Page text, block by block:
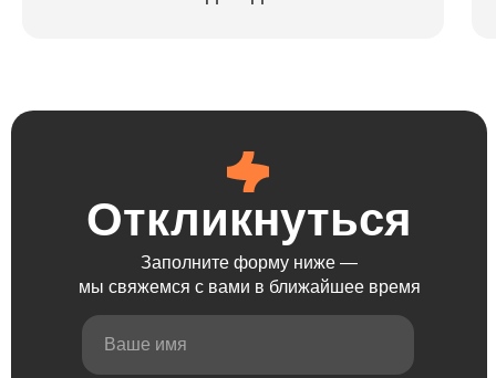
Откликнуться
Заполните форму ниже —
мы свяжемся с вами в ближайшее время